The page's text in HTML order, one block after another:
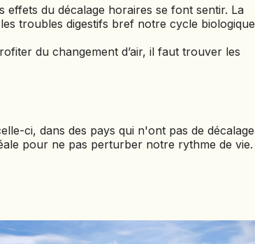
effets du décalage horaires se font sentir. La
troubles digestifs bref notre cycle biologique
du changement d’air, il faut trouver les
ci, dans des pays qui n'ont pas de décalage
pour ne pas perturber notre rythme de vie.